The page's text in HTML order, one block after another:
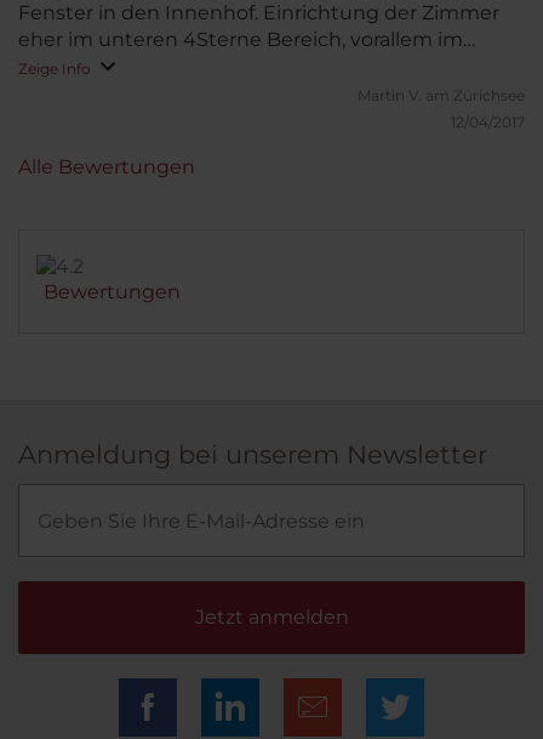
Fenster in den Innenhof. Einrichtung der Zimmer
eher im unteren 4Sterne Bereich, vorallem im
Vergleich mit anderen NH Hotels.
Zeige Info
Martin V. am Zürichsee
12/04/2017
Bewertungen
Alle Bewertungen
Anmeldung bei unserem Newsletter
Jetzt anmelden